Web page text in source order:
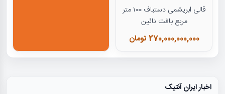
قالی ابریشمی دستباف ۱۰۰ متر
مربع بافت نائین
270,000,000,000 تومان
اخبار ایران آنتیک